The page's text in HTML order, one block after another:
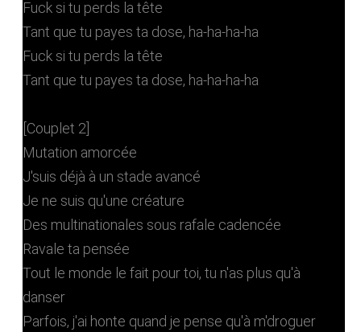
Fuck si tu perds la tête
Tant que tu payes ta dose, ha-ha-ha-ha
Fuck si tu perds la tête
Tant que tu payes ta dose, ha-ha-ha-ha
[Couplet 2]
Mutation amorcée
J'suis déjà à un stade avancé
Je ne suis qu'une créature
Des multinationales sous rafale cadencée
Ravale ta pensée
Tout le monde le fait pour toi, tu n'as plus qu'à
danser
Parfois, j'ai honte quand je pense qu'à m'droguer